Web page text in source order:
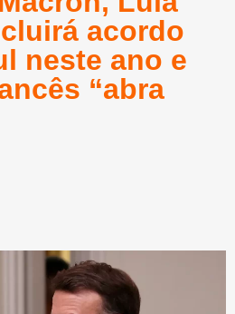
acordo
neste ano e
“abra